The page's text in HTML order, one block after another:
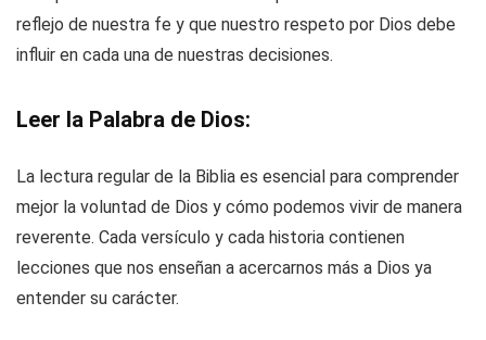
reflejo de nuestra fe y que nuestro respeto por Dios debe
influir en cada una de nuestras decisiones.
Leer la Palabra de Dios:
La lectura regular de la Biblia es esencial para comprender
mejor la voluntad de Dios y cómo podemos vivir de manera
reverente. Cada versículo y cada historia contienen
lecciones que nos enseñan a acercarnos más a Dios ya
entender su carácter.